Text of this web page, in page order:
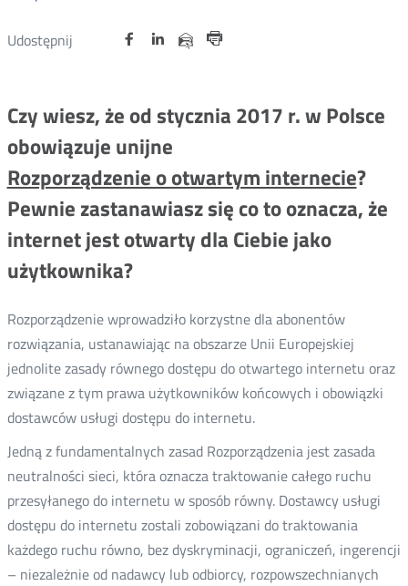
Udostępnij
Udostępnij
Twitter
Otwórz
Udostępnij
Facebook
OtwórzUdostępnij
Linkedin
OtwórzUdostępnij
mail
Czy wiesz, że od stycznia 2017 r. w Polsce
obowiązuje unijne
Rozporządzenie o otwartym internecie?
Pewnie zastanawiasz się co to oznacza, że
internet jest otwarty dla Ciebie jako
użytkownika?
Rozporządzenie wprowadziło korzystne dla abonentów
rozwiązania, ustanawiając na obszarze Unii Europejskiej
jednolite zasady równego dostępu do otwartego internetu oraz
związane z tym prawa użytkowników końcowych i obowiązki
dostawców usługi dostępu do internetu.
Jedną z fundamentalnych zasad Rozporządzenia jest zasada
neutralności sieci, która oznacza traktowanie całego ruchu
przesyłanego do internetu w sposób równy. Dostawcy usługi
dostępu do internetu zostali zobowiązani do traktowania
każdego ruchu równo, bez dyskryminacji, ograniczeń, ingerencji
– niezależnie od nadawcy lub odbiorcy, rozpowszechnianych